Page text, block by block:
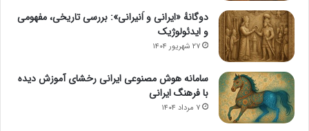
دوگانهٔ «ایرانی و اَنیرانی»: بررسی تاریخی، مفهومی
و ایدئولوژیک
۲۷ شهریور ۱۴۰۴
سامانه هوش مصنوعی ایرانی رخشای آموزش دیده
با فرهنگ ایرانی
۷ مرداد ۱۴۰۴